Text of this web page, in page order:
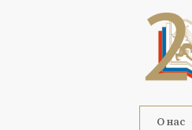
О нас